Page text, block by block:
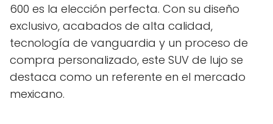
600 es la elección perfecta. Con su diseño
exclusivo, acabados de alta calidad,
tecnología de vanguardia y un proceso de
compra personalizado, este SUV de lujo se
destaca como un referente en el mercado
mexicano.